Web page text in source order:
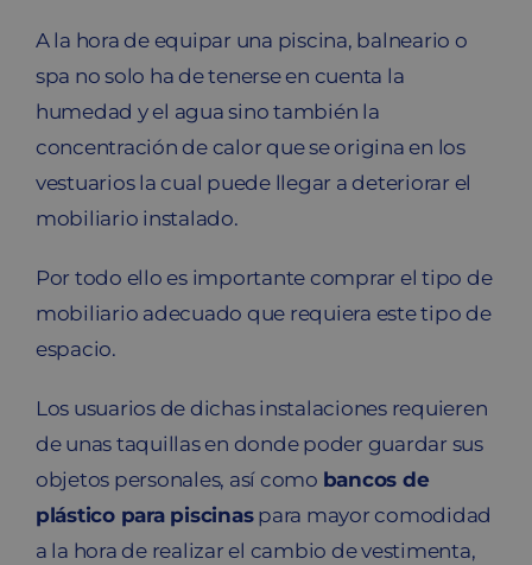
A la hora de equipar una piscina, balneario o
spa no solo ha de tenerse en cuenta la
humedad y el agua sino también la
concentración de calor que se origina en los
vestuarios la cual puede llegar a deteriorar el
mobiliario instalado.
Por todo ello es importante comprar el tipo de
mobiliario adecuado que requiera este tipo de
espacio.
Los usuarios de dichas instalaciones requieren
de unas taquillas en donde poder guardar sus
objetos personales, así como bancos de
plástico para piscinaspara mayor comodidad
a la hora de realizar el cambio de vestimenta,